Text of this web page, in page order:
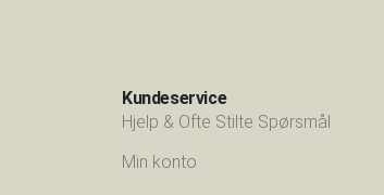
Kundeservice
Hjelp & Ofte Stilte Spørsmål
Min konto